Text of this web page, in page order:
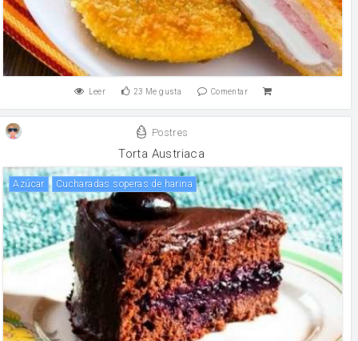
Leer 23 Me gusta Comentar
Postres
Torta Austriaca
Azúcar cucharadas soperas de harina